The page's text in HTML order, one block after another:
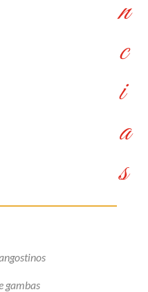
n
c
i
a
s
gambas